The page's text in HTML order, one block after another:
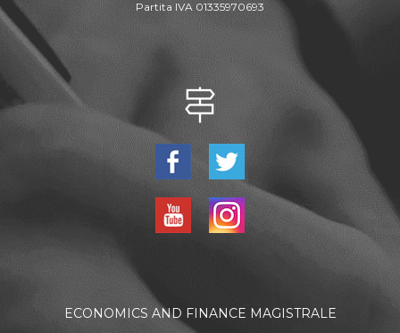
Partita IVA 01335970693
ECONOMICS AND FINANCE MAGISTRALE